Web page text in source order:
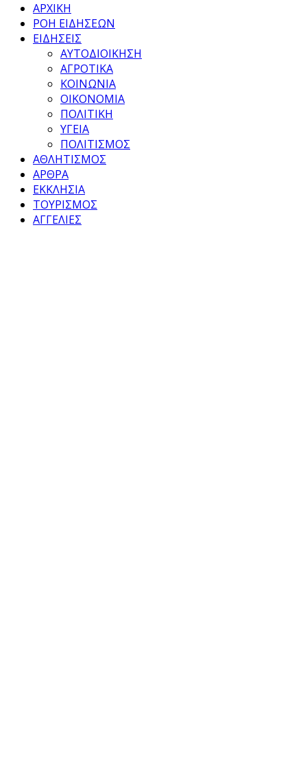
ΑΡΧΙΚΗ
ΡΟΗ ΕΙΔΗΣΕΩΝ
ΕΙΔΗΣΕΙΣ
ΑΥΤΟΔΙΟΙΚΗΣΗ
ΑΓΡΟΤΙΚΑ
ΚΟΙΝΩΝΙΑ
ΟΙΚΟΝΟΜΙΑ
ΠΟΛΙΤΙΚΗ
ΥΓΕΙΑ
ΠΟΛΙΤΙΣΜΟΣ
ΑΘΛΗΤΙΣΜΟΣ
ΑΡΘΡΑ
ΕΚΚΛΗΣΙΑ
ΤΟΥΡΙΣΜΟΣ
ΑΓΓΕΛΙΕΣ